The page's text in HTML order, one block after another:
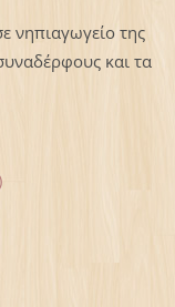
νηπιαγωγείο της
και τα